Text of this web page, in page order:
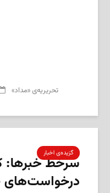
تحریریه‌ی «مداد»
گزیده‌ی‌ اخبار
سرخط خبرها:
درخواست‌های